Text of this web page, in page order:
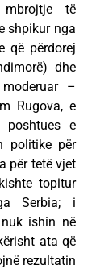
të
shpikur nga
që përdorej
dhe
–
Rugova, e
poshtues e
politike për
për tetë vjet
topitur
Serbia; i
ishin në
ata që
rezultatin